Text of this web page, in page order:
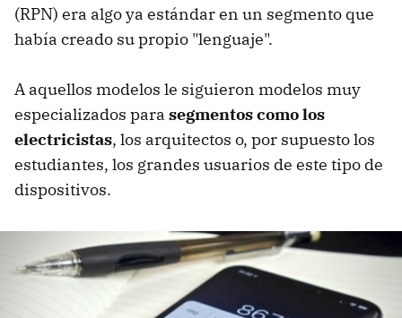
(RPN) era algo ya estándar en un segmento que
había creado su propio "lenguaje".
A aquellos modelos le siguieron modelos muy
especializados para segmentos como los
electricistas, los arquitectos o, por supuesto los
estudiantes, los grandes usuarios de este tipo de
dispositivos.